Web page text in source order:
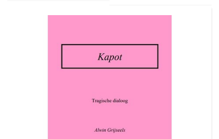
OVERIG (30'-75')
AVONDVULLEND (+75')
SPEKTAKELSTUKKEN